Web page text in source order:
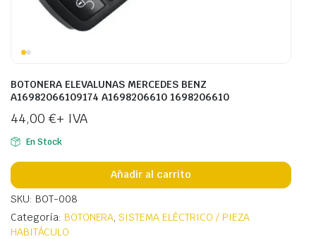
BOTONERA ELEVALUNAS MERCEDES BENZ
A16982066109174 A1698206610 1698206610
44,00 €+ IVA
En Stock
Añadir al carrito
SKU: BOT-008
Categoría: BOTONERA ,SISTEMA ELÉCTRICO / PIEZA
HABITÁCULO